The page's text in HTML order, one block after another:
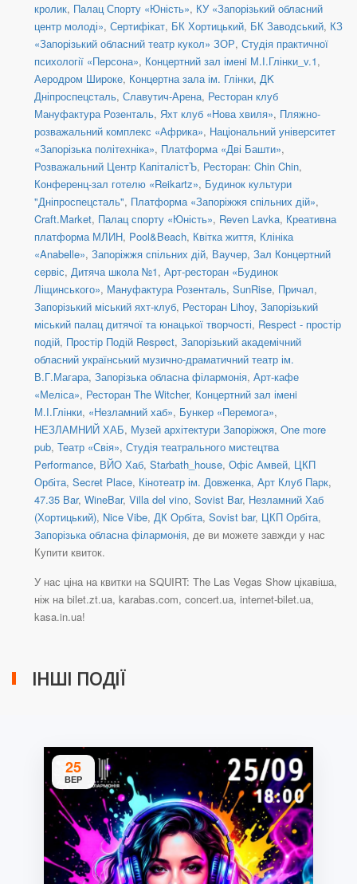
кролик, Палац Спорту «Юність», КУ «Запорізький обласний
центр молоді», Сертифікат, БК Хортицький, БК Заводський, КЗ
«Запорізький обласний театр кукол» ЗОР, Студія практичної
психології «Персона», Концертний зал іменi М.І.Глінки_v.1,
Аеродром Широке, Концертна зала ім. Глінки, ДK
Дніпроспецсталь, Славутич-Арена, Ресторан клуб
Мануфактура Розенталь, Яхт клуб «Нова хвиля», Пляжно-
розважальний комплекс «Африка», Національний університет
«Запорізька політехніка», Платформа «Дві Башти»,
Розважальний Центр КапіталістЪ, Ресторан: Chin Chin,
Конференц-зал готелю «Reikartz», Будинок культури
"Дніпроспецсталь", Платформа «Запоріжжя спільних дій»,
Craft.Market, Палац спорту «Юність», Reven Lavka, Креативна
платформа МЛИН, Pool&Beach, Квітка життя, Клініка
«Anabelle», Запоріжжя спільних дій, Ваучер, Зал Концертний
сервіс, Дитяча школа №1, Арт-ресторан «Будинок
Ліщинського», Мануфактура Розенталь, SunRise, Причал,
Запорізький міський яхт-клуб, Ресторан Lihoy, Запорізький
міський палац дитячої та юнацької творчості, Respect - простір
подій, Простір Подій Respect, Запорізький академічний
обласний український музично-драматичний театр ім.
В.Г.Магара, Запорізька обласна філармонія, Арт-кафе
«Меліса», Ресторан The Witcher, Концертний зал іменi
М.І.Глінки, «Незламний хаб», Бункер «Перемога»,
НЕЗЛАМНИЙ ХАБ, Музей архітектури Запоріжжя, One more
pub, Театр «Свія», Студія театрального мистецтва
Performance, ВЙО Хаб, Starbath_house, Офіс Амвей, ЦКП
Орбіта, Secret Place, Кінотеатр ім. Довженка, Арт Клуб Парк,
47.35 Bar, WineBar, Villa del vino, Sovist Bar, Незламний Хаб
(Хортицький), Nice Vibe, ДК Орбіта, Sovist bar, ЦКП Орбіта,
Запорізька обласна філармонія, де ви можете завжди у нас
Купити квиток.
У нас ціна на квитки на SQUIRT: The Las Vegas Show цікавіша,
ніж на bilet.zt.ua, karabas.com, concert.ua, internet-bilet.ua,
kasa.in.ua!
ІНШІ ПОДІЇ
25
ВЕР